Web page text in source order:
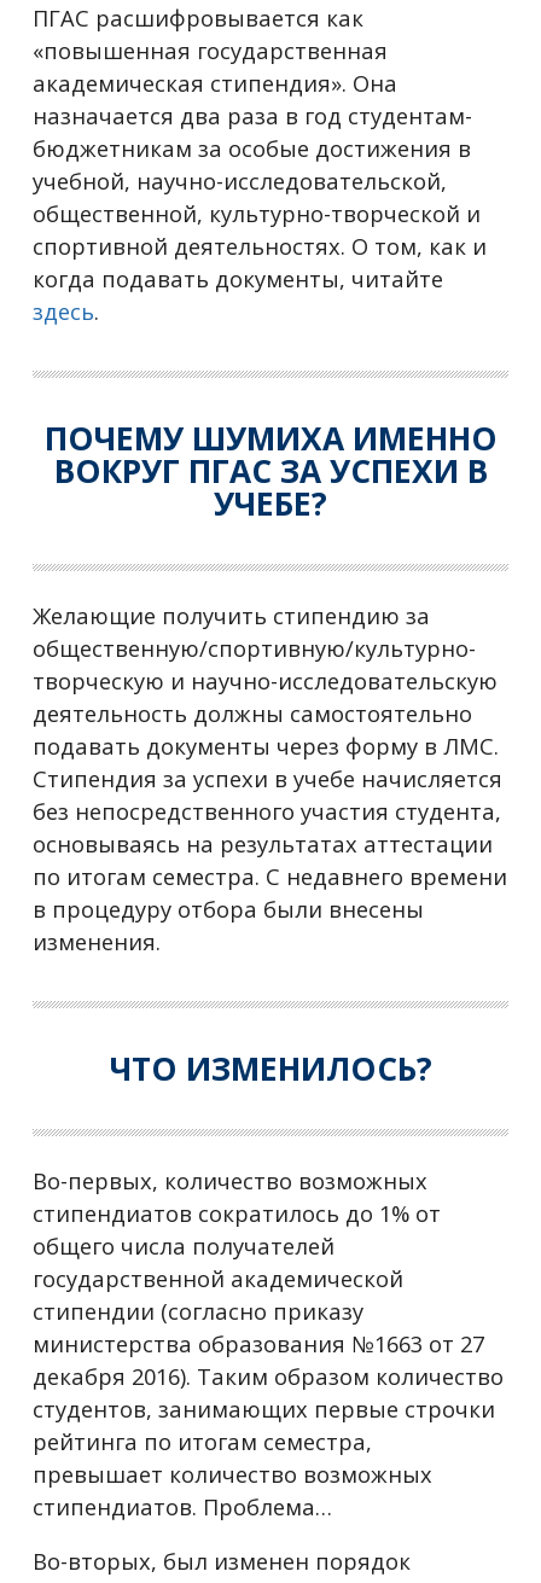
ПГАС расшифровывается как
«повышенная государственная
академическая стипендия». Она
назначается два раза в год студентам-
бюджетникам за особые достижения в
учебной, научно-исследовательской,
общественной, культурно-творческой и
спортивной деятельностях. О том, как и
когда подавать документы, читайте
здесь.
ПОЧЕМУ ШУМИХА ИМЕННО
ВОКРУГ ПГАС ЗА УСПЕХИ В
УЧЕБЕ?
Желающие получить стипендию за
общественную/спортивную/культурно-
творческую и научно-исследовательскую
деятельность должны самостоятельно
подавать документы через форму в ЛМС.
Стипендия за успехи в учебе начисляется
без непосредственного участия студента,
основываясь на результатах аттестации
по итогам семестра. С недавнего времени
в процедуру отбора были внесены
изменения.
ЧТО ИЗМЕНИЛОСЬ?
Во-первых, количество возможных
стипендиатов сократилось до 1% от
общего числа получателей
государственной академической
стипендии (согласно приказу
министерства образования №1663 от 27
декабря 2016). Таким образом количество
студентов, занимающих первые строчки
рейтинга по итогам семестра,
превышает количество возможных
стипендиатов. Проблема…
Во-вторых, был изменен порядок